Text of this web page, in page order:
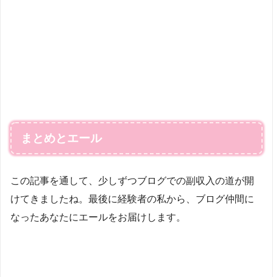
まとめとエール
この記事を通して、少しずつブログでの副収入の道が開
けてきましたね。最後に経験者の私から、ブログ仲間に
なったあなたにエールをお届けします。